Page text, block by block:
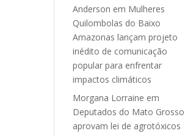
Anderson em Mulheres
Quilombolas do Baixo
Amazonas lançam projeto
inédito de comunicação
popular para enfrentar
impactos climáticos
Morgana Lorraine em
Deputados do Mato Grosso
aprovam lei de agrotóxicos